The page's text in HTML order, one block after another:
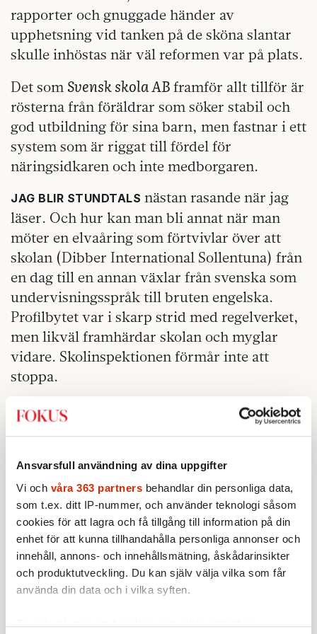
Ansvarsfull användning av dina uppgifter
Vi och våra 363 partners behandlar din personliga data,
som t.ex. ditt IP-nummer, och använder teknologi såsom
cookies för att lagra och få tillgång till information på din
enhet för att kunna tillhandahålla personliga annonser och
innehåll, annons- och innehållsmätning, åskådarinsikter
och produktutveckling. Du kan själv välja vilka som får
använda din data och i vilka syften.
Ta reda på mer om hur dina personliga uppgifter
rapporter och gnuggade händer av
upphetsning vid tanken på de sköna slantar
skulle inhöstas när väl reformen var på plats.
Det somSvensk skola AB framför allt tillför är
rösterna från föräldrar som söker stabil och
god utbildning för sina barn, men fastnar i ett
system som är riggat till fördel för
näringsidkaren och inte medborgaren.
JAG BLIR STUNDTALS nästan rasande när jag
läser. Och hur kan man bli annat när man
möter en elvaåring som förtvivlar över att
skolan (Dibber International Sollentuna) från
en dag till en annan växlar från svenska som
undervisningsspråk till bruten engelska.
Profilbytet var i skarp strid med regelverket,
men likväl framhärdar skolan och myglar
vidare. Skolinspektionen förmår inte att
stoppa.